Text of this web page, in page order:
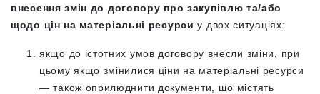
внесення змін до договору про закупівлю та/або
щодо цін на матеріальні ресурси у двох ситуаціях:
якщо до істотних умов договору внесли зміни, при
цьому якщо змінилися ціни на матеріальні ресурси
— також оприлюднити документи, що містять